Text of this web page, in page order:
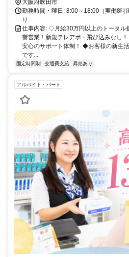
大阪府吹田市
勤務時間・曜日: 8:00～18:00（実働8
り
仕事内容: ◇月給30万円以上のトータル
響営業！新規テレアポ・飛び込みなし
安心のサポート体制！ ◆お客様の新生
です...
固定時間制 交通費支給 昇給あり
アルバイト・パート